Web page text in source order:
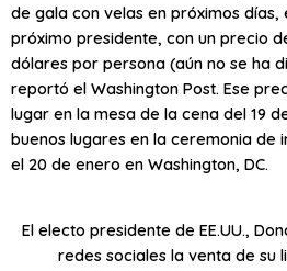
de gala con velas en próximos días,
próximo presidente, con un precio
dólares por persona (aún no se ha
reportó el Washington Post. Ese
lugar en la mesa de la cena del 19
buenos lugares en la ceremonia de
el 20 de enero en Washington, DC.
El electo presidente de EE.UU.,
redes sociales la venta de su